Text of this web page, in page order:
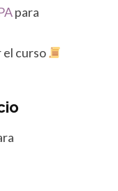
para
curso